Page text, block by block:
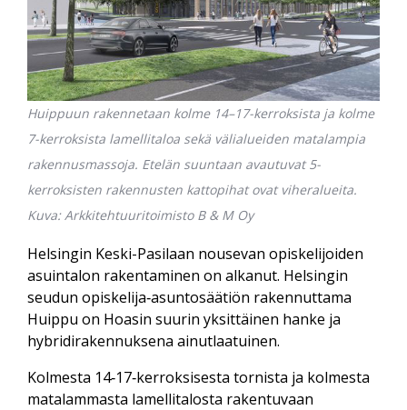
Huippuun rakennetaan kolme 14–17-kerroksista ja kolme
7-kerroksista lamellitaloa sekä välialueiden matalampia
rakennusmassoja. Etelän suuntaan avautuvat 5-
kerroksisten rakennusten kattopihat ovat viheralueita.
Kuva: Arkkitehtuuritoimisto B & M Oy
Helsingin Keski-Pasilaan nousevan opiskelijoiden
asuintalon rakentaminen on alkanut. Helsingin
seudun opiskelija‑asunto­säätiön rakennuttama
Huippu on Hoasin suurin yksittäinen hanke ja
hybridi­rakennuksena ainutlaatuinen.
Kolmesta 14‑17‑kerroksisesta tornista ja kolmesta
matalammasta lamelli­talosta rakentuvaan